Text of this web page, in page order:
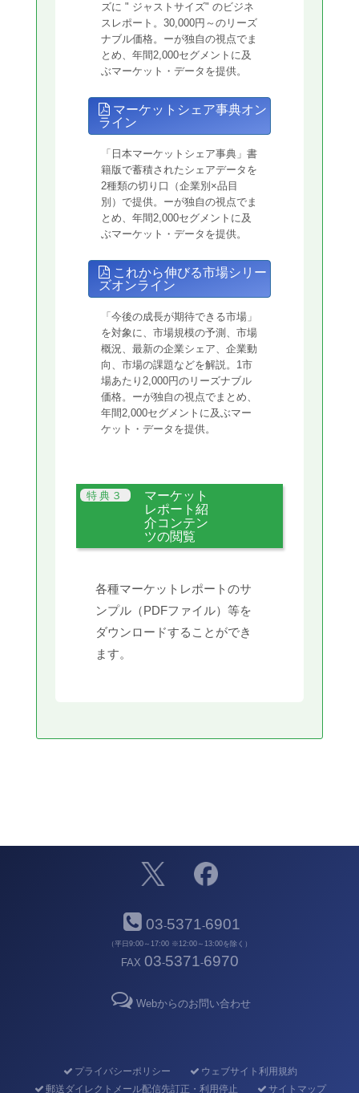
ズに " ジャストサイズ" のビジネ
スレポート。30,000円～のリーズ
ナブル価格。ーが独自の視点でま
とめ、年間2,000セグメントに及
ぶマーケット・データを提供。
マーケットシェア事典オン
ライン
「日本マーケットシェア事典」書
籍版で蓄積されたシェアデータを
2種類の切り口（企業別×品目
別）で提供。ーが独自の視点でま
とめ、年間2,000セグメントに及
ぶマーケット・データを提供。
これから伸びる市場シリー
ズオンライン
「今後の成長が期待できる市場」
を対象に、市場規模の予測、市場
概況、最新の企業シェア、企業動
向、市場の課題などを解説。1市
場あたり2,000円のリーズナブル
価格。ーが独自の視点でまとめ、
年間2,000セグメントに及ぶマー
ケット・データを提供。
マーケット
レポート紹
介コンテン
ツの閲覧
各種マーケットレポートのサ
ンプル（PDFファイル）等を
ダウンロードすることができ
ます。
03-5371-6901
（平日9:00～17:00 ※12:00～13:00を除く）
FAX 03-5371-6970
Webからのお問い合わせ
プライバシーポリシー
ウェブサイト利用規約
郵送ダイレクトメール配信先訂正・利用停止
サイトマップ